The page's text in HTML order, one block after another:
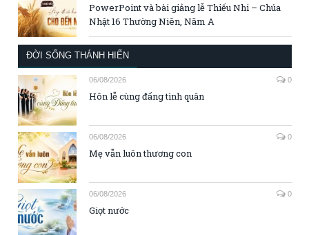
PowerPoint và bài giảng lễ Thiếu Nhi – Chúa
Nhật 16 Thường Niên, Năm A
ĐỜI SỐNG THÁNH HIẾN
06/08/2026 0
Hôn lễ cùng đấng tình quân
06/08/2026 0
Mẹ vẫn luôn thương con
06/08/2026 0
Giọt nước